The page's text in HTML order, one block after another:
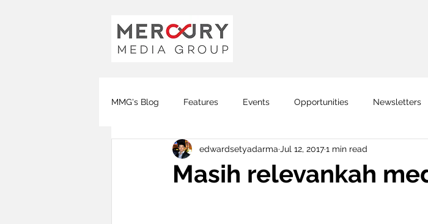
MMG's Blog Features Events Opportunities Newsletters
Global FM DJ FM KOTA FM Surabaya Mas FM
Masih relevankah
edwardsetyadarma Jul 12, 20171 min read